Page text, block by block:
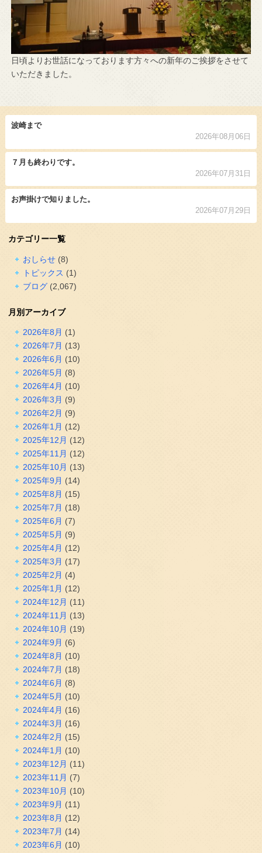
日頃よりお世話になっております方々への新年のご挨拶をさせて
いただきました。
波崎まで
2026年08月06日
７月も終わりです。
2026年07月31日
お声掛けで知りました。
2026年07月29日
カテゴリー一覧
おしらせ(8)
トピックス (1)
ブログ(2,067)
月別アーカイブ
2026年8月 (1)
2026年7月 (13)
2026年6月 (10)
2026年5月 (8)
2026年4月 (10)
2026年3月 (9)
2026年2月 (9)
2026年1月 (12)
2025年12月 (12)
2025年11月 (12)
2025年10月 (13)
2025年9月 (14)
2025年8月 (15)
2025年7月 (18)
2025年6月 (7)
2025年5月 (9)
2025年4月 (12)
2025年3月 (17)
2025年2月 (4)
2025年1月 (12)
2024年12月 (11)
2024年11月 (13)
2024年10月 (19)
2024年9月 (6)
2024年8月 (10)
2024年7月 (18)
2024年6月 (8)
2024年5月 (10)
2024年4月 (16)
2024年3月 (16)
2024年2月 (15)
2024年1月 (10)
2023年12月 (11)
2023年11月 (7)
2023年10月 (10)
2023年9月 (11)
2023年8月 (12)
2023年7月 (14)
2023年6月 (10)